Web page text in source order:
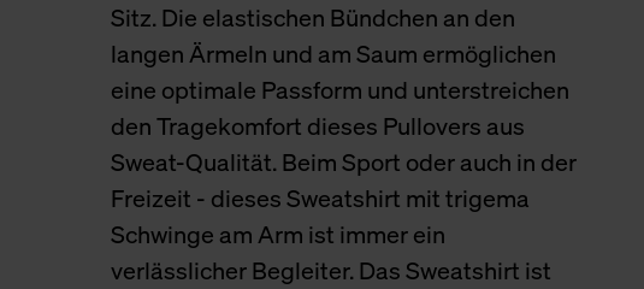
Sitz. Die elastischen Bündchen an den
langen Ärmeln und am Saum ermöglichen
eine optimale Passform und unterstreichen
den Tragekomfort dieses Pullovers aus
Sweat-Qualität. Beim Sport oder auch in der
Freizeit - dieses Sweatshirt mit trigema
Schwinge am Arm ist immer ein
verlässlicher Begleiter. Das Sweatshirt ist